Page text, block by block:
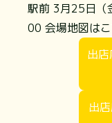
駅前 3月25日（
00 会場地図はこ
出
出